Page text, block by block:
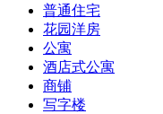
普通住宅
花园洋房
公寓
酒店式公寓
商铺
写字楼